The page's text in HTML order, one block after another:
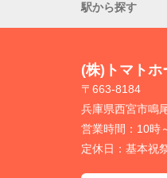
駅から探す
(株)トマトホ
〒663-8184
兵庫県西宮市鳴
営業時間： 10時
定休日： 基本祝